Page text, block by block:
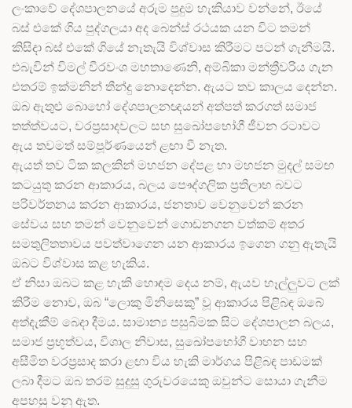
ලංකාවේ දේශපාලනයේ අරුම පුදුම හැකියාව වන්නේ, ඊයේ
බස් එකේ ගිය පුද්ගලයා අද බෙන්ස් රථයක යන විට තමන්
කිසිදා බස් එකේ ගියේ නැතැයි විශ්වාස කිරීමට පටන් ගැනීමයි.
එබැවින් විමල් වීරවංශ මහතාණෙනි, අම්බිකා මන්ත්‍රීවරිය ගැන
එතරම් ඉක්මනින් තීන්දු නොදෙන්න. ඇයට තව කාලය දෙන්න.
ඔබ ඇතුළු බොහෝ දේශපාලනඥයන් අත්පත් කරගත් සමාජ
තත්ත්වයට, වරප්‍රසාදවලට සහ සුඛෝපභෝගී ජීවන රටාවට
ඇය තවමත් සම්පූර්ණයෙන් ළඟා වී නැත.
ඇයත් තව ටික කලකින් මහජන දේපළ හා මහජන මුදල් සමඟ
කටයුතු කරන ආකාරය, බලය පෞද්ගලික ප්‍රතිලාභ බවට
පරිවර්තනය කරන ආකාරය, ජනතාව වෙනුවෙන් කරන
සේවය සහ තමන් වෙනුවෙන් ගොඩනගන වත්කම් අතර
සමතුලිතතාවය පවත්වාගෙන යන ආකාරය ඉගෙන ගනු ඇතැයි
ඔබට විශ්වාස කළ හැකිය.
ඒ නිසා ඔබට කළ හැකි හොඳම දෙය නම්, ඇයව හෑල්ලුවට ලක්
කිරීම නොව, ඔබ “ලොකු මිනිසෙකු” වූ ආකාරය පිළිබඳ ඔබේ
අත්දැකීම් බෙදා දීමය. සාමාන්‍ය පසුබිමක සිට දේශපාලන බලය,
සමාජ ප්‍රභූත්වය, විශාල නිවාස, සුඛෝපභෝගී වාහන සහ
අසීමිත වරප්‍රසාද කරා ළඟා විය හැකි මාර්ගය පිළිබඳ පාඩමක්
ලබා දීමට ඔබ තරම් සුදුසු ගුරුවරයෙකු ඔවුන්ට සොයා ගැනීම
අපහසු වනු ඇත.